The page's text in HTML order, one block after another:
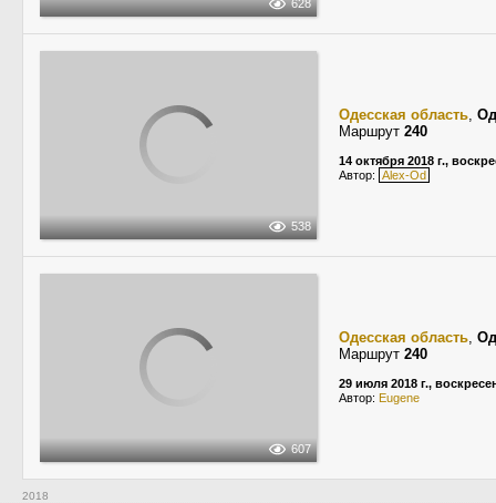
628
538
Одесская область,
Маршрут 240
14 октября 2018 г.,
Автор: Alex-Od
607
Одесская область,
Маршрут 240
29 июля 2018 г.,
Автор: Eugene
2018